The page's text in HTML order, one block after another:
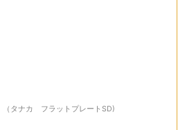
（タナカ フラットプレートSD)